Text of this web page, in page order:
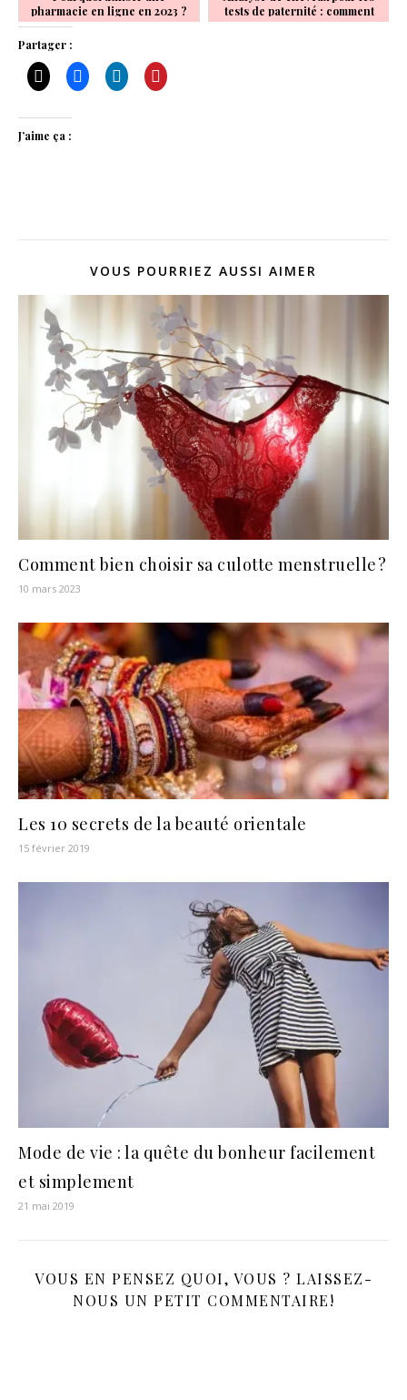
pharmacie en ligne en 2023 ?
tests de paternité : comment
cela fonctionne-t-il?
Partager :
J’aime ça :
VOUS POURRIEZ AUSSI AIMER
Comment bien choisir sa culotte menstruelle ?
10 mars 2023
Les 10 secrets de la beauté orientale
15 février 2019
Mode de vie : la quête du bonheur facilement
et simplement
21 mai 2019
VOUS EN PENSEZ QUOI, VOUS ? LAISSEZ-
NOUS UN PETIT COMMENTAIRE!